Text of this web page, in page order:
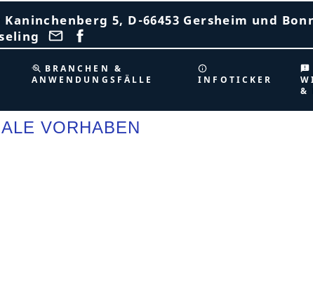
Kaninchenberg 5, D-66453 Gersheim und
BRANCHEN &
ANWENDUNGSFÄLLE
INFOTICKER
&
VORHABEN